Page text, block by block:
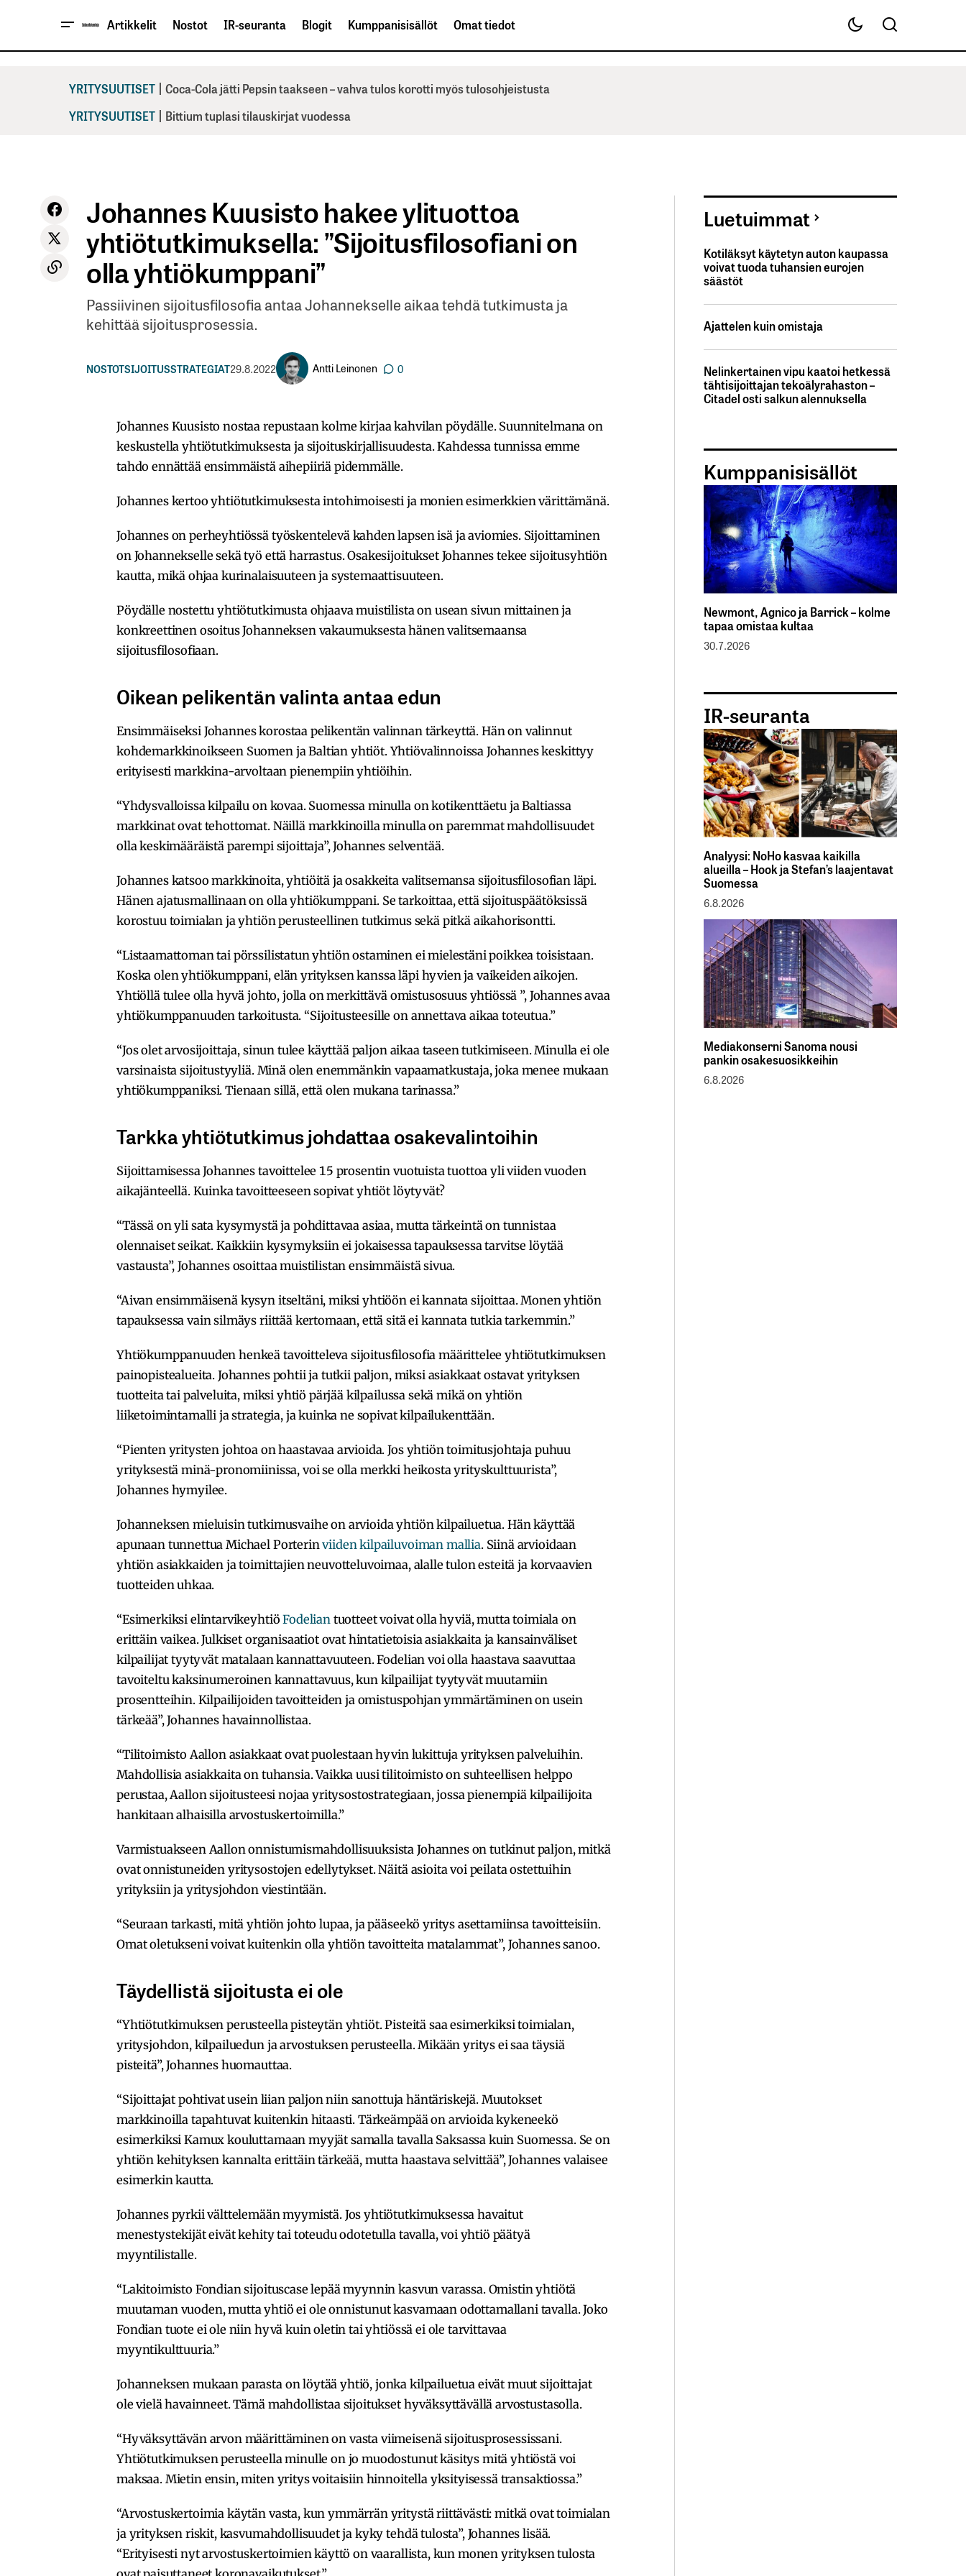
Artikkelit Nostot IR-seuranta Blogit Kumppanisisällöt Omat tiedot
YRITYSUUTISET | Coca-Cola jätti Pepsin taakseen – vahva tulos korotti myös tulosohjeistusta
YRITYSUUTISET | Bittium tuplasi tilauskirjat vuodessa
Johannes Kuusisto hakee ylituottoa
yhtiötutkimuksella: ”Sijoitusfilosofiani on
olla yhtiökumppani”
Passiivinen sijoitusfilosofia antaa Johannekselle aikaa tehdä tutkimusta ja
kehittää sijoitusprosessia.
NOSTOTSIJOITUSSTRATEGIAT29.8.2022 Antti Leinonen 0
Johannes Kuusisto nostaa repustaan kolme kirjaa kahvilan pöydälle. Suunnitelmana on
keskustella yhtiötutkimuksesta ja sijoituskirjallisuudesta. Kahdessa tunnissa emme
tahdo ennättää ensimmäistä aihepiiriä pidemmälle.
Johannes kertoo yhtiötutkimuksesta intohimoisesti ja monien esimerkkien värittämänä.
Johannes on perheyhtiössä työskentelevä kahden lapsen isä ja aviomies. Sijoittaminen
on Johannekselle sekä työ että harrastus. Osakesijoitukset Johannes tekee sijoitusyhtiön
kautta, mikä ohjaa kurinalaisuuteen ja systemaattisuuteen.
Pöydälle nostettu yhtiötutkimusta ohjaava muistilista on usean sivun mittainen ja
konkreettinen osoitus Johanneksen vakaumuksesta hänen valitsemaansa
sijoitusfilosofiaan.
Oikean pelikentän valinta antaa edun
Ensimmäiseksi Johannes korostaa pelikentän valinnan tärkeyttä. Hän on valinnut
kohdemarkkinoikseen Suomen ja Baltian yhtiöt. Yhtiövalinnoissa Johannes keskittyy
erityisesti markkina-arvoltaan pienempiin yhtiöihin.
“Yhdysvalloissa kilpailu on kovaa. Suomessa minulla on kotikenttäetu ja Baltiassa
markkinat ovat tehottomat. Näillä markkinoilla minulla on paremmat mahdollisuudet
olla keskimääräistä parempi sijoittaja”, Johannes selventää.
Johannes katsoo markkinoita, yhtiöitä ja osakkeita valitsemansa sijoitusfilosofian läpi.
Hänen ajatusmallinaan on olla yhtiökumppani. Se tarkoittaa, että sijoituspäätöksissä
korostuu toimialan ja yhtiön perusteellinen tutkimus sekä pitkä aikahorisontti.
“Listaamattoman tai pörssilistatun yhtiön ostaminen ei mielestäni poikkea toisistaan.
Koska olen yhtiökumppani, elän yrityksen kanssa läpi hyvien ja vaikeiden aikojen.
Yhtiöllä tulee olla hyvä johto, jolla on merkittävä omistusosuus yhtiössä ”, Johannes avaa
yhtiökumppanuuden tarkoitusta. “Sijoitusteesille on annettava aikaa toteutua.”
“Jos olet arvosijoittaja, sinun tulee käyttää paljon aikaa taseen tutkimiseen. Minulla ei ole
varsinaista sijoitustyyliä. Minä olen enemmänkin vapaamatkustaja, joka menee mukaan
yhtiökumppaniksi. Tienaan sillä, että olen mukana tarinassa.”
Tarkka yhtiötutkimus johdattaa osakevalintoihin
Sijoittamisessa Johannes tavoittelee 15 prosentin vuotuista tuottoa yli viiden vuoden
aikajänteellä. Kuinka tavoitteeseen sopivat yhtiöt löytyvät?
“Tässä on yli sata kysymystä ja pohdittavaa asiaa, mutta tärkeintä on tunnistaa
olennaiset seikat. Kaikkiin kysymyksiin ei jokaisessa tapauksessa tarvitse löytää
vastausta”, Johannes osoittaa muistilistan ensimmäistä sivua.
“Aivan ensimmäisenä kysyn itseltäni, miksi yhtiöön ei kannata sijoittaa. Monen yhtiön
tapauksessa vain silmäys riittää kertomaan, että sitä ei kannata tutkia tarkemmin.”
Yhtiökumppanuuden henkeä tavoitteleva sijoitusfilosofia määrittelee yhtiötutkimuksen
painopistealueita. Johannes pohtii ja tutkii paljon, miksi asiakkaat ostavat yrityksen
tuotteita tai palveluita, miksi yhtiö pärjää kilpailussa sekä mikä on yhtiön
liiketoimintamalli ja strategia, ja kuinka ne sopivat kilpailukenttään.
“Pienten yritysten johtoa on haastavaa arvioida. Jos yhtiön toimitusjohtaja puhuu
yrityksestä minä-pronomiinissa, voi se olla merkki heikosta yrityskulttuurista”,
Johannes hymyilee.
Johanneksen mieluisin tutkimusvaihe on arvioida yhtiön kilpailuetua. Hän käyttää
apunaan tunnettua Michael Porterinviiden kilpailuvoiman mallia. Siinä arvioidaan
yhtiön asiakkaiden ja toimittajien neuvotteluvoimaa, alalle tulon esteitä ja korvaavien
tuotteiden uhkaa.
“Esimerkiksi elintarvikeyhtiöFodelian tuotteet voivat olla hyviä, mutta toimiala on
erittäin vaikea. Julkiset organisaatiot ovat hintatietoisia asiakkaita ja kansainväliset
kilpailijat tyytyvät matalaan kannattavuuteen. Fodelian voi olla haastava saavuttaa
tavoiteltu kaksinumeroinen kannattavuus, kun kilpailijat tyytyvät muutamiin
prosentteihin. Kilpailijoiden tavoitteiden ja omistuspohjan ymmärtäminen on usein
tärkeää”, Johannes havainnollistaa.
“Tilitoimisto Aallon asiakkaat ovat puolestaan hyvin lukittuja yrityksen palveluihin.
Mahdollisia asiakkaita on tuhansia. Vaikka uusi tilitoimisto on suhteellisen helppo
perustaa, Aallon sijoitusteesi nojaa yritysostostrategiaan, jossa pienempiä kilpailijoita
hankitaan alhaisilla arvostuskertoimilla.”
Varmistuakseen Aallon onnistumismahdollisuuksista Johannes on tutkinut paljon, mitkä
ovat onnistuneiden yritysostojen edellytykset. Näitä asioita voi peilata ostettuihin
yrityksiin ja yritysjohdon viestintään.
“Seuraan tarkasti, mitä yhtiön johto lupaa, ja pääseekö yritys asettamiinsa tavoitteisiin.
Omat oletukseni voivat kuitenkin olla yhtiön tavoitteita matalammat”, Johannes sanoo.
Täydellistä sijoitusta ei ole
“Yhtiötutkimuksen perusteella pisteytän yhtiöt. Pisteitä saa esimerkiksi toimialan,
yritysjohdon, kilpailuedun ja arvostuksen perusteella. Mikään yritys ei saa täysiä
pisteitä”, Johannes huomauttaa.
“Sijoittajat pohtivat usein liian paljon niin sanottuja häntäriskejä. Muutokset
markkinoilla tapahtuvat kuitenkin hitaasti. Tärkeämpää on arvioida kykeneekö
esimerkiksi Kamux kouluttamaan myyjät samalla tavalla Saksassa kuin Suomessa. Se on
yhtiön kehityksen kannalta erittäin tärkeää, mutta haastava selvittää”, Johannes valaisee
esimerkin kautta.
Johannes pyrkii välttelemään myymistä. Jos yhtiötutkimuksessa havaitut
menestystekijät eivät kehity tai toteudu odotetulla tavalla, voi yhtiö päätyä
myyntilistalle.
“Lakitoimisto Fondian sijoituscase lepää myynnin kasvun varassa. Omistin yhtiötä
muutaman vuoden, mutta yhtiö ei ole onnistunut kasvamaan odottamallani tavalla. Joko
Fondian tuote ei ole niin hyvä kuin oletin tai yhtiössä ei ole tarvittavaa
myyntikulttuuria.”
Johanneksen mukaan parasta on löytää yhtiö, jonka kilpailuetua eivät muut sijoittajat
ole vielä havainneet. Tämä mahdollistaa sijoitukset hyväksyttävällä arvostustasolla.
“Hyväksyttävän arvon määrittäminen on vasta viimeisenä sijoitusprosessissani.
Yhtiötutkimuksen perusteella minulle on jo muodostunut käsitys mitä yhtiöstä voi
maksaa. Mietin ensin, miten yritys voitaisiin hinnoitella yksityisessä transaktiossa.”
“Arvostuskertoimia käytän vasta, kun ymmärrän yritystä riittävästi: mitkä ovat toimialan
ja yrityksen riskit, kasvumahdollisuudet ja kyky tehdä tulosta”, Johannes lisää.
“Erityisesti nyt arvostuskertoimien käyttö on vaarallista, kun monen yrityksen tulosta
Luetuimmat
Kotiläksyt käytetyn auton kaupassa
voivat tuoda tuhansien eurojen
säästöt
Ajattelen kuin omistaja
Nelinkertainen vipu kaatoi hetkessä
tähtisijoittajan tekoälyrahaston –
Citadel osti salkun alennuksella
Kumppanisisällöt
Newmont, Agnico ja Barrick – kolme
tapaa omistaa kultaa
30.7.2026
IR-seuranta
Analyysi: NoHo kasvaa kaikilla
alueilla – Hook ja Stefan’s laajentavat
Suomessa
6.8.2026
Mediakonserni Sanoma nousi
pankin osakesuosikkeihin
6.8.2026